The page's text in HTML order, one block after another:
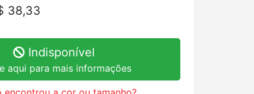
38,33
Indisponível
aqui para mais informações